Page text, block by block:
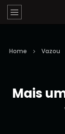
Home Vazou
Mais